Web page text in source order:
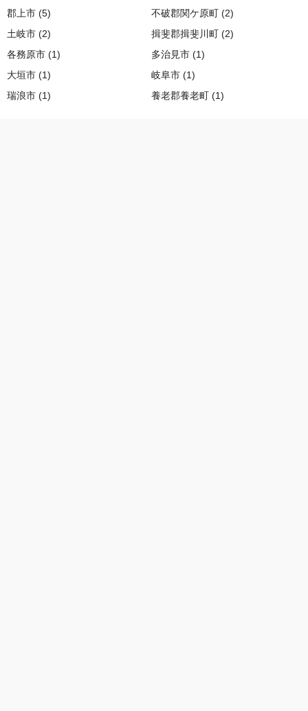
郡上市 (5) 不破郡関ケ原町 (2)
土岐市 (2) 揖斐郡揖斐川町 (2)
各務原市 (1) 多治見市 (1)
大垣市 (1) 岐阜市 (1)
瑞浪市 (1) 養老郡養老町 (1)